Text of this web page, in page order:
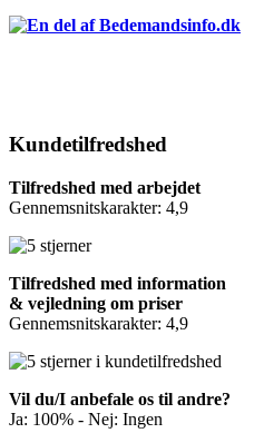
Kundetilfredshed
Tilfredshed med arbejdet
Gennemsnitskarakter: 4,9
Tilfredshed med information
& vejledning om priser
Gennemsnitskarakter: 4,9
Vil du/I anbefale os til andre?
Ja: 100% - Nej: Ingen